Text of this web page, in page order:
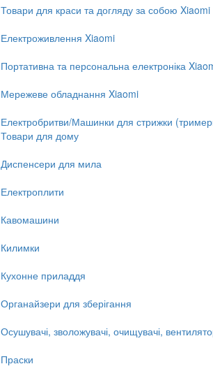
Товари для краси та догляду за собою Xiaomi
Електроживлення Xiaomi
Портативна та персональна електроніка
Мережеве обладнання Xiaomi
Електробритви/Машинки для стрижки
Товари для дому
Диспенсери для мила
Електроплити
Кавомашини
Килимки
Кухонне приладдя
Органайзери для зберігання
Осушувачі, зволожувачі, очищувачі,
Праски